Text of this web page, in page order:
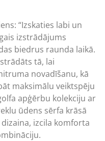
“Izskaties labi un
izstrādājums
biedrus raunda laikā.
tā, lai
novadīšanu, kā
maksimālu veiktspēju
apģērbu kolekciju ar
ūdens sērfa krāsā
izcila komforta